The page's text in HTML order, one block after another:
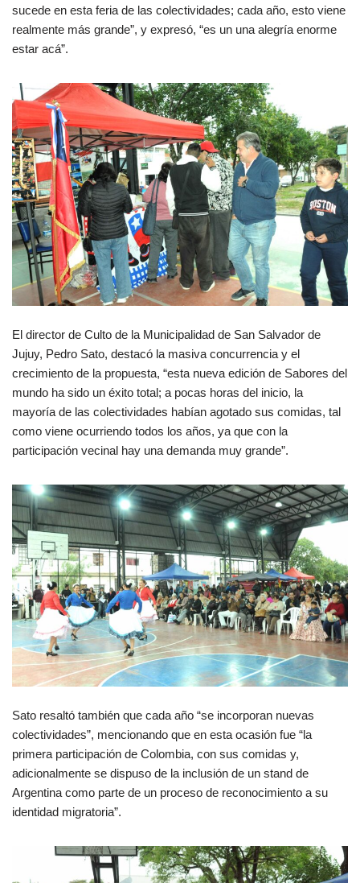
sucede en esta feria de las colectividades; cada año, esto viene
realmente más grande”, y expresó, “es un una alegría enorme
estar acá”.
El director de Culto de la Municipalidad de San Salvador de
Jujuy, Pedro Sato, destacó la masiva concurrencia y el
crecimiento de la propuesta, “esta nueva edición de Sabores del
mundo ha sido un éxito total; a pocas horas del inicio, la
mayoría de las colectividades habían agotado sus comidas, tal
como viene ocurriendo todos los años, ya que con la
participación vecinal hay una demanda muy grande”.
Sato resaltó también que cada año “se incorporan nuevas
colectividades”, mencionando que en esta ocasión fue “la
primera participación de Colombia, con sus comidas y,
adicionalmente se dispuso de la inclusión de un stand de
Argentina como parte de un proceso de reconocimiento a su
identidad migratoria”.